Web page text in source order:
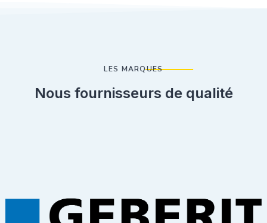
LES MARQUES
Nous fournisseurs de qualité